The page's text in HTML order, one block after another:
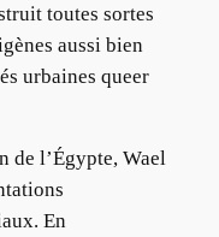
toutes sortes
aussi bien
urbaines queer
de l’Égypte, Wael
En